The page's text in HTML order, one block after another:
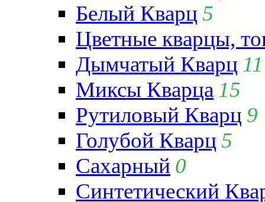
Белый Кварц 5
Цветные кварцы,
Дымчатый Кварц 11
Миксы Кварца 15
Рутиловый Кварц 9
Голубой Кварц 5
Сахарный 0
Синтетический